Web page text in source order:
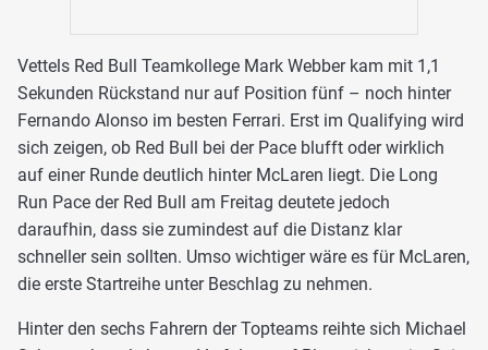
Vettels Red Bull Teamkollege Mark Webber kam mit 1,1
Sekunden Rückstand nur auf Position fünf – noch hinter
Fernando Alonso im besten Ferrari. Erst im Qualifying wird
sich zeigen, ob Red Bull bei der Pace blufft oder wirklich
auf einer Runde deutlich hinter McLaren liegt. Die Long
Run Pace der Red Bull am Freitag deutete jedoch
daraufhin, dass sie zumindest auf die Distanz klar
schneller sein sollten. Umso wichtiger wäre es für McLaren,
die erste Startreihe unter Beschlag zu nehmen.
Hinter den sechs Fahrern der Topteams reihte sich Michael